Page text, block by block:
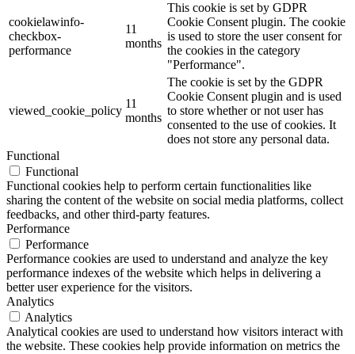
cookielawinfo-
checkbox-
performance
11
months
This cookie is set by GDPR
Cookie Consent plugin. The cookie
is used to store the user consent for
the cookies in the category
"Performance".
viewed_cookie_policy
11
months
The cookie is set by the GDPR
Cookie Consent plugin and is used
to store whether or not user has
consented to the use of cookies. It
does not store any personal data.
Functional
Functional
Functional cookies help to perform certain functionalities like
sharing the content of the website on social media platforms, collect
feedbacks, and other third-party features.
Performance
Performance
Performance cookies are used to understand and analyze the key
performance indexes of the website which helps in delivering a
better user experience for the visitors.
Analytics
Analytics
Analytical cookies are used to understand how visitors interact with
the website. These cookies help provide information on metrics the